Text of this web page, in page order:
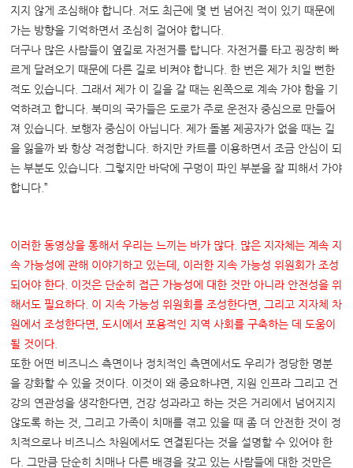
지지 않게 조심해야 합니다. 저도 최근에 몇 번 넘어진 적이 있기 때문에
가는 방향을 기억하면서 조심히 걸어야 합니다.
더구나 많은 사람들이 옆길로 자전거를 탑니다. 자전거를 타고 굉장히 빠
르게 달려오기 때문에 다른 길로 비켜야 합니다. 한 번은 제가 치일 뻔한
적도 있습니다. 그래서 제가 이 길을 갈 때는 왼쪽으로 계속 가야 함을 기
억하려고 합니다. 북미의 국가들은 도로가 주로 운전자 중심으로 만들어
져 있습니다. 보행자 중심이 아닙니다. 제가 돌봄 제공자가 없을 때는 길
을 잃을까 봐 항상 걱정합니다. 하지만 카트를 이용하면서 조금 안심이 되
는 부분도 있습니다. 그렇지만 바닥에 구멍이 파인 부분을 잘 피해서 가야
합니다.”
이러한 동영상을 통해서 우리는 느끼는 바가 많다 많은 지자체는 계속 지
속 가능성에 관해 이야기하고 있는데
이러한 지속 가능성 위원회가 조성
되어야 한다 이것은 단순히 접근 가능성에 대한 것만 아니라 안전성을 위
해서도 필요하다 이 지속 가능성 위원회를 조성한다면
그리고 지자체 차
원에서 조성한다면
도시에서 포용적인 지역 사회를 구축하는 데 도움이
될 것이다
또한 어떤 비즈니스 측면이나 정치적인 측면에서도 우리가 정당한 명분
을 강화할 수 있을 것이다. 이것이 왜 중요하냐면, 지원 인프라 그리고 건
강의 연관성을 생각한다면, 건강 성과라고 하는 것은 거리에서 넘어지지
않도록 하는 것, 그리고 가족이 치매를 겪고 있을 때 좀 더 안전한 것이 정
치적으로나 비즈니스 차원에서도 연결된다는 것을 설명할 수 있어야 한
다. 그만큼 단순히 치매나 다른 배경을 갖고 있는 사람들에 대한 것만은